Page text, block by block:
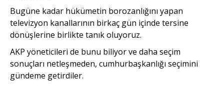
Bugüne kadar hükümetin borozanlığını yapan
televizyon kanallarının birkaç gün içinde tersine
dönüşlerine birlikte tanık oluyoruz.
AKP yöneticileri de bunu biliyor ve daha seçim
sonuçları netleşmeden, cumhurbaşkanlığı seçimini
gündeme getirdiler.